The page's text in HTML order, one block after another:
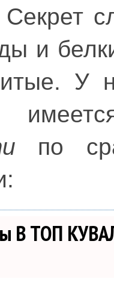
и
У
по
В ТОП